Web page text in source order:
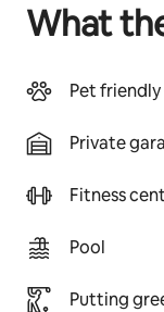
What
Pet
Private
Fitness
Pool
Putting